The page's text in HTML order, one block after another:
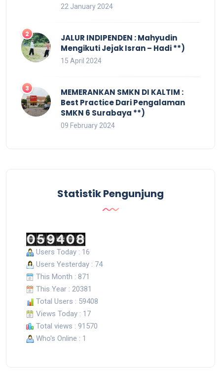
22 January 2024
JALUR INDIPENDEN : Mahyudin
Mengikuti Jejak Isran – Hadi **)
15 April 2024
MEMERANKAN SMKN DI KALTIM :
Best Practice Dari Pengalaman
SMKN 6 Surabaya **)
09 February 2024
Statistik Pengunjung
Users Today : 16
Users Yesterday : 74
This Month : 871
This Year : 20381
Total Users : 59408
Views Today : 17
Total views : 91570
Who's Online : 1